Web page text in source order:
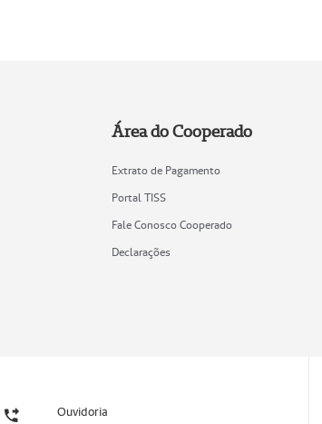
Área do Cooperado
Extrato de Pagamento
Portal TISS
Fale Conosco Cooperado
Declarações
Ouvidoria